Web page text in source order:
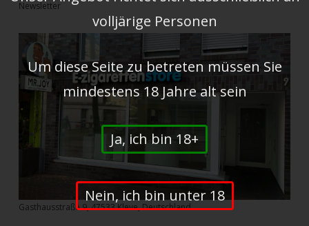
Newsletter
Gasthausstraße 9, 47533 Kleve, Deutschland
volljärige Personen
Um diese Seite zu betreten müssen Sie
mindestens 18 Jahre alt sein
Ja, ich bin 18+
Nein, ich bin unter 18